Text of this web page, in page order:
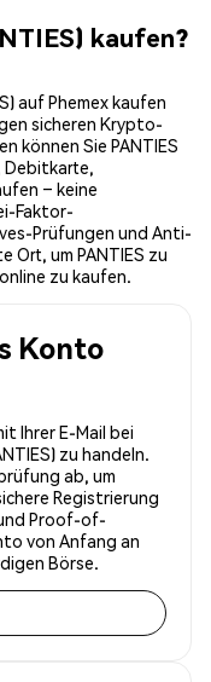
kaufen?
auf Phemex kaufen
sicheren Krypto-
können Sie PANTIES
Debitkarte,
– keine
Faktor-
Prüfungen und Anti-
Ort, um PANTIES zu
zu kaufen.
Konto
Ihrer E-Mail bei
zu handeln.
ab, um
Registrierung
Proof-of-
von Anfang an
Börse.